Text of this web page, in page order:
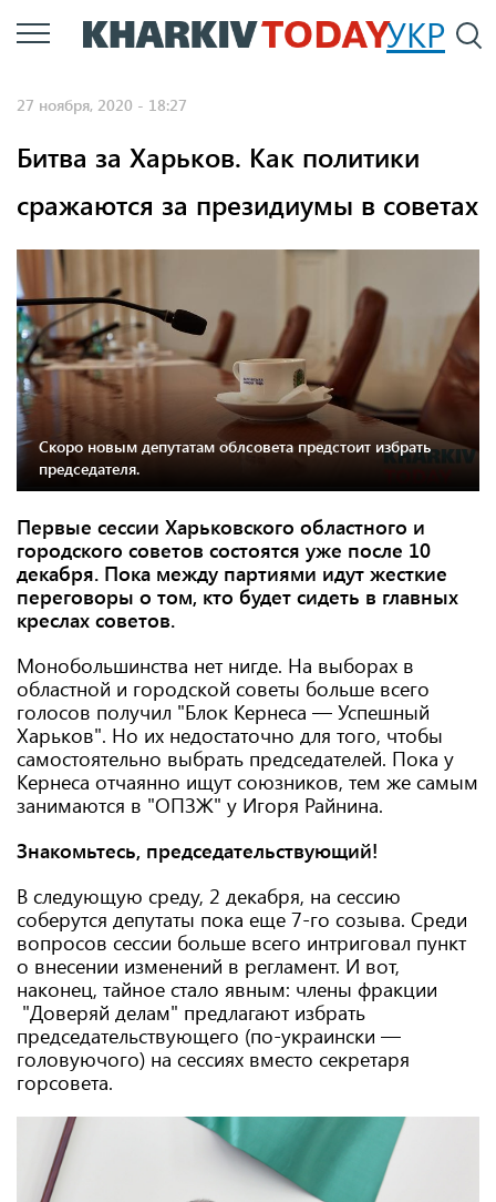
Перейти
к
УКР
27 ноября, 2020 - 18:27
Битва за Харьков. Как политики
сражаются за президиумы в советах
Скоро новым депутатам облсовета предстоит избрать
председателя.
Первые сессии Харьковского областного и
городского советов состоятся уже после 10
декабря. Пока между партиями идут жесткие
переговоры о том, кто будет сидеть в главных
креслах советов.
Монобольшинства нет нигде. На выборах в
областной и городской советы больше всего
голосов получил "Блок Кернеса — Успешный
Харьков". Но их недостаточно для того, чтобы
самостоятельно выбрать председателей. Пока у
Кернеса отчаянно ищут союзников, тем же самым
занимаются в "ОПЗЖ" у Игоря Райнина.
Знакомьтесь, председательствующий!
В следующую среду, 2 декабря, на сессию
соберутся депутаты пока еще 7-го созыва. Среди
вопросов сессии больше всего интриговал пункт
о внесении изменений в регламент. И вот,
наконец, тайное стало явным: члены фракции
"Доверяй делам" предлагают избрать
председательствующего (по-украински —
головуючого) на сессиях вместо секретаря
горсовета.